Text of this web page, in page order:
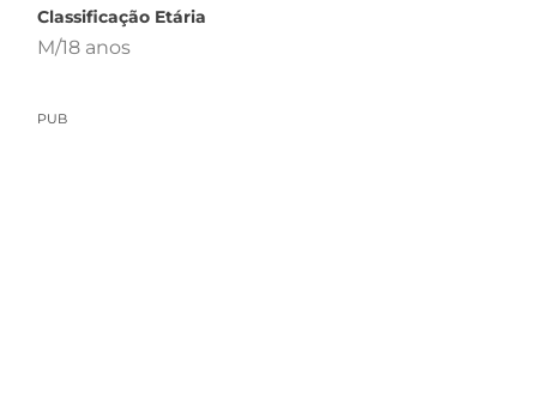
Classificação Etária
M/18 anos
PUB